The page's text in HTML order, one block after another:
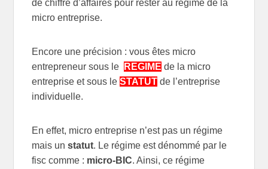
de chiffre d’affaires pour rester au régime de la
micro entreprise.
Encore une précision : vous êtes micro
entrepreneur sous le
REGIME de la micro
entreprise et sous leSTATUT de l’entreprise
individuelle.
En effet, micro entreprise n’est pas un régime
mais unstatut. Le régime est dénommé par le
fisc comme : micro-BIC. Ainsi, ce régime